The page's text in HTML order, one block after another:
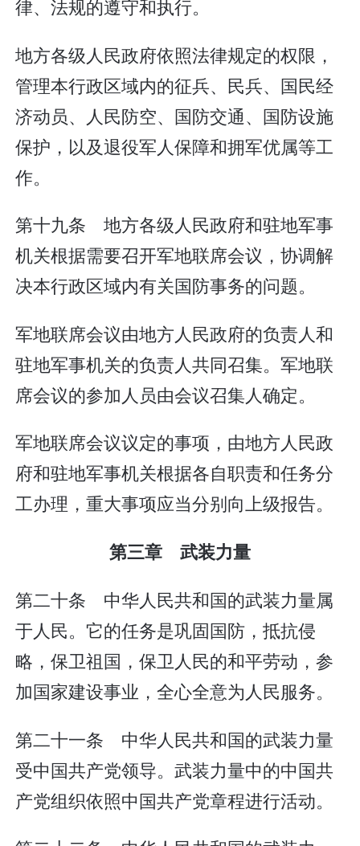
律、法规的遵守和执行。
地方各级人民政府依照法律规定的权限，
管理本行政区域内的征兵、民兵、国民经
济动员、人民防空、国防交通、国防设施
保护，以及退役军人保障和拥军优属等工
作。
第十九条 地方各级人民政府和驻地军事
机关根据需要召开军地联席会议，协调解
决本行政区域内有关国防事务的问题。
军地联席会议由地方人民政府的负责人和
驻地军事机关的负责人共同召集。军地联
席会议的参加人员由会议召集人确定。
军地联席会议议定的事项，由地方人民政
府和驻地军事机关根据各自职责和任务分
工办理，重大事项应当分别向上级报告。
第三章 武装力量
第二十条 中华人民共和国的武装力量属
于人民。它的任务是巩固国防，抵抗侵
略，保卫祖国，保卫人民的和平劳动，参
加国家建设事业，全心全意为人民服务。
第二十一条 中华人民共和国的武装力量
受中国共产党领导。武装力量中的中国共
产党组织依照中国共产党章程进行活动。